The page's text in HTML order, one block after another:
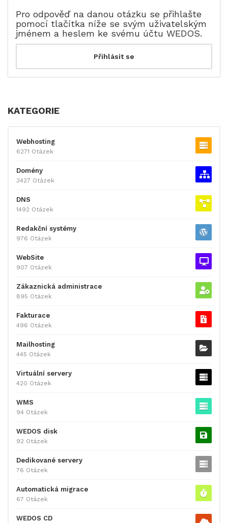
Pro odpověď na danou otázku se přihlašte
pomocí tlačítka níže se svým uživatelským
jménem a heslem ke svému účtu WEDOS.
KATEGORIE
Webhosting
6271 Otázek
Domény
3427 Otázek
DNS
1492 Otázek
Redakční systémy
976 Otázek
WebSite
907 Otázek
Zákaznická administrace
895 Otázek
Fakturace
496 Otázek
Mailhosting
445 Otázek
Virtuální servery
420 Otázek
WMS
94 Otázek
WEDOS disk
92 Otázek
Dedikované servery
76 Otázek
Automatická migrace
67 Otázek
WEDOS CD